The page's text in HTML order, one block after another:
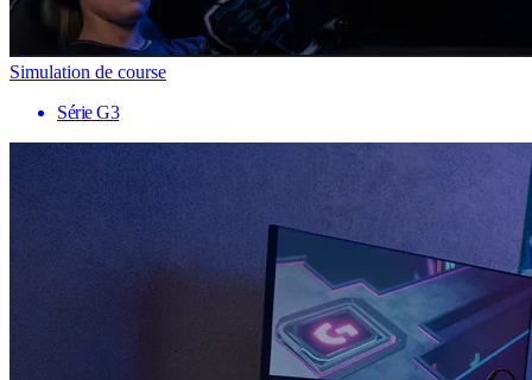
Simulation de course
Série G3